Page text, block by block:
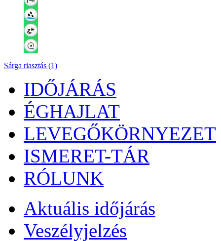
Sárga riasztás (1)
IDŐJÁRÁS
ÉGHAJLAT
LEVEGŐKÖRNYEZET
ISMERET-TÁR
RÓLUNK
Aktuális időjárás
Veszélyjelzés